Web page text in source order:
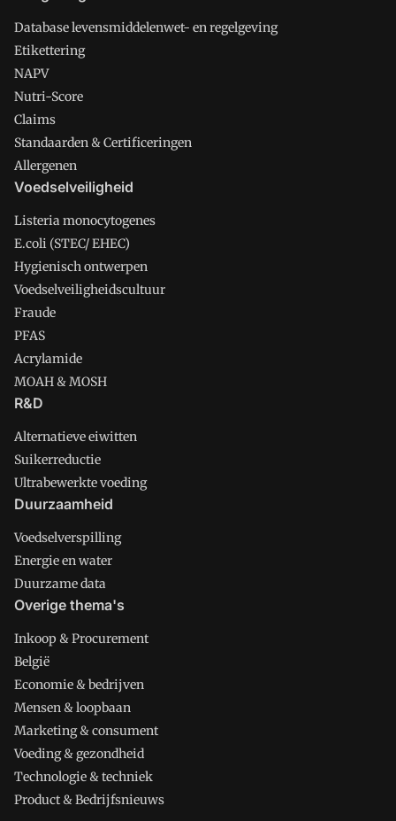
Database levensmiddelenwet- en regelgeving
Etikettering
NAPV
Nutri-Score
Claims
Standaarden & Certificeringen
Allergenen
Voedselveiligheid
Listeria monocytogenes
E.coli (STEC/ EHEC)
Hygienisch ontwerpen
Voedselveiligheidscultuur
Fraude
PFAS
Acrylamide
MOAH & MOSH
R&D
Alternatieve eiwitten
Suikerreductie
Ultrabewerkte voeding
Duurzaamheid
Voedselverspilling
Energie en water
Duurzame data
Overige thema's
Inkoop & Procurement
België
Economie & bedrijven
Mensen & loopbaan
Marketing & consument
Voeding & gezondheid
Technologie & techniek
Product & Bedrijfsnieuws